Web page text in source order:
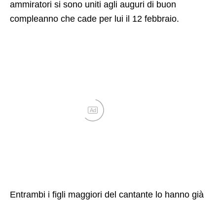
ammiratori si sono uniti agli auguri di buon
compleanno che cade per lui il 12 febbraio.
Ad
Entrambi i figli maggiori del cantante lo hanno già